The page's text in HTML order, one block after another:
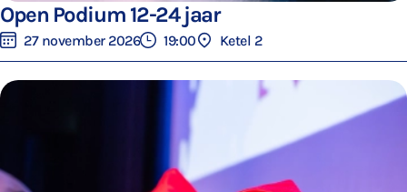
Open Podium 12-24 jaar
27 november 2026 19:00 Ketel 2